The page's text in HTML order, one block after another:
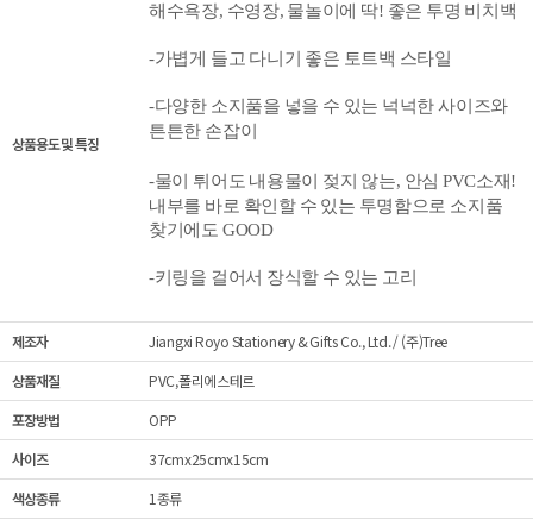
상품용도 및 특징
해수욕장, 수영장, 물놀이에 딱! 좋은 투명 비치백
-가볍게 들고 다니기 좋은 토트백 스타일
-다양한 소지품을 넣을 수 있는 넉넉한 사이즈와
튼튼한 손잡이
-물이 튀어도 내용물이 젖지 않는, 안심 PVC소재!
내부를 바로 확인할 수 있는 투명함으로 소지품
찾기에도 GOOD
-키링을 걸어서 장식할 수 있는 고리
제조자
Jiangxi Royo Stationery & Gifts Co., Ltd. / (주)Tree
상품재질
PVC,폴리에스테르
포장방법
OPP
사이즈
37cmx25cmx15cm
색상종류
1종류